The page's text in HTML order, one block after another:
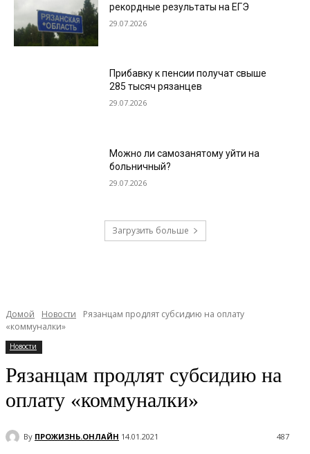
рекордные результаты на ЕГЭ
29.07.2026
Прибавку к пенсии получат свыше
285 тысяч рязанцев
29.07.2026
Можно ли самозанятому уйти на
больничный?
29.07.2026
Загрузить больше